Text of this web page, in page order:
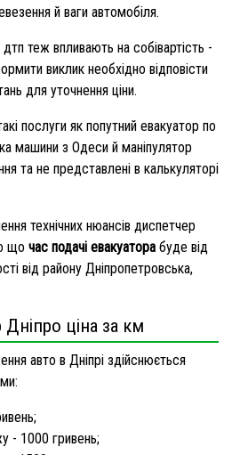
й ваги автомобіля.
теж впливають на собівартість -
виклик необхідно відповісти
для уточнення ціни.
послуги як попутний евакуатор по
машини з Одеси й маніпулятор
та не представлені в калькуляторі
технічних нюансів диспетчер
що час подачі евакуатора буде від
від району Дніпропетровська,
Дніпро ціна за км
авто в Дніпрі здійснюється
- 1000 гривень;